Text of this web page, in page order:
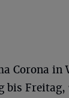
Corona
Freitag,